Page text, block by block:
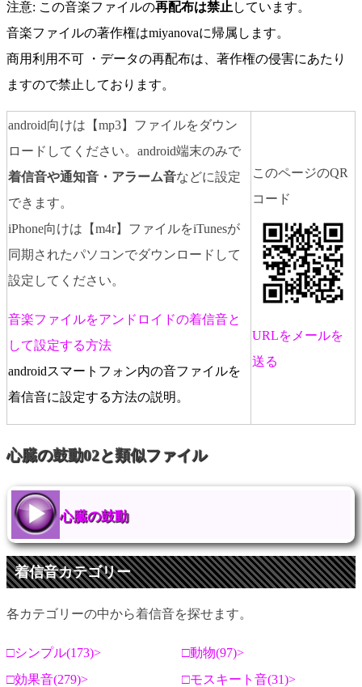
注意: この音楽ファイルの再配布は禁止 しています。
音楽ファイルの著作権はmiyanovaに帰属します。
商用利用不可 ・データの再配布は、著作権の侵害にあたり
ますので禁止しております。
android向けは【mp3】ファイルをダウン
ロードしてください。android端末のみで
着信音や通知音・アラーム音などに設定
できます。
iPhone向けは【m4r】ファイルをiTunesが
同期されたパソコンでダウンロードして
設定してください。
音楽ファイルをアンドロイドの着信音と
して設定する方法
androidスマートフォン内の音ファイルを
着信音に設定する方法の説明。
このページのQR
コード
URLをメールを
送る
心臓の鼓動02と類似ファイル
心臓の鼓動
着信音カテゴリー
各カテゴリーの中から着信音を探せます。
シンプル(173)
動物(97)
効果音(279)
モスキート音(31)